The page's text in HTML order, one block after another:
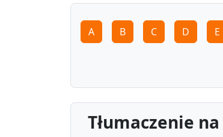
A B C D E
Tłumaczenie